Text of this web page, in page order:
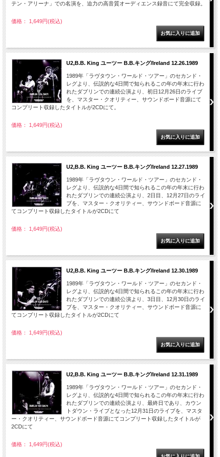
テン・アリーナ」での名演を、迫力の高音質オーディエンス録音にて完全収録。
価格： 1,649円(税込)
U2,B.B. King ユーツー B.B.キング/Ireland 12.26.1989
1989年「ラヴタウン・ワールド・ツアー」のセカンド・
レグより、伝説的な4日間で知られるこの年の年末に行わ
れたダブリンでの連続公演より、初日12月26日のライブ
を、マスター・クオリティー、サウンドボード音源にて
コンプリート収録したタイトルが2CDにて。
価格： 1,649円(税込)
U2,B.B. King ユーツー B.B.キング/Ireland 12.27.1989
1989年「ラヴタウン・ワールド・ツアー」のセカンド・
レグより、伝説的な4日間で知られるこの年の年末に行わ
れたダブリンでの連続公演より、2日目、12月27日のライ
ブを、マスター・クオリティー、サウンドボード音源に
てコンプリート収録したタイトルが2CDにて
価格： 1,649円(税込)
U2,B.B. King ユーツー B.B.キング/Ireland 12.30.1989
1989年「ラヴタウン・ワールド・ツアー」のセカンド・
レグより、伝説的な4日間で知られるこの年の年末に行わ
れたダブリンでの連続公演より、3日目、12月30日のライ
ブを、マスター・クオリティー、サウンドボード音源に
てコンプリート収録したタイトルが2CDにて
価格： 1,649円(税込)
U2,B.B. King ユーツー B.B.キング/Ireland 12.31.1989
1989年「ラヴタウン・ワールド・ツアー」のセカンド・
レグより、伝説的な4日間で知られるこの年の年末に行わ
れたダブリンでの連続公演より、最終日であり、カウン
トダウン・ライブとなった12月31日のライブを、マスタ
ー・クオリティー、サウンドボード音源にてコンプリート収録したタイトルが
2CDにて
価格： 1,649円(税込)